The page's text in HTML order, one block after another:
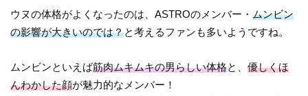
ウヌの体格がよくなったのは、ASTROのメンバー・ムンビン
の影響が大きいのでは？と考えるファンも多いようですね。
ムンビンといえば筋肉ムキムキの男らしい体格と、優しくほ
んわかした顔が魅力的なメンバー！